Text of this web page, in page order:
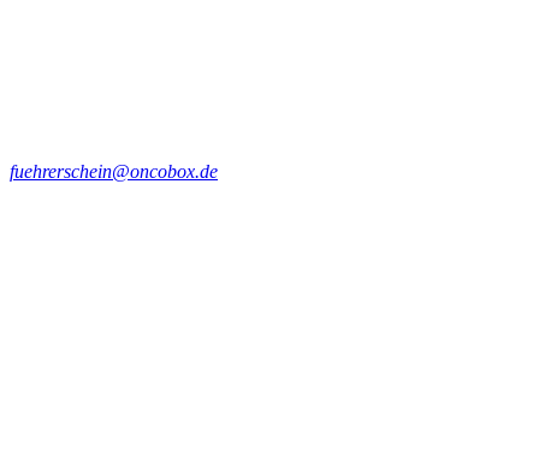
fuehrerschein@oncobox.de